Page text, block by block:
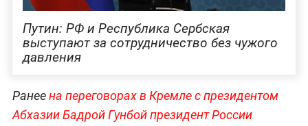
Путин: РФ и Республика Сербская
выступают за сотрудничество без чужого
давления
Ранеена переговорах в Кремле с президентом
Абхазии Бадрой Гунбой президент России